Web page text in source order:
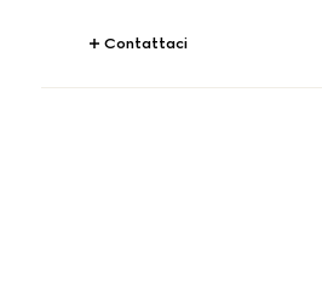
Contattaci